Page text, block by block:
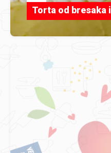
Torta od bresaka